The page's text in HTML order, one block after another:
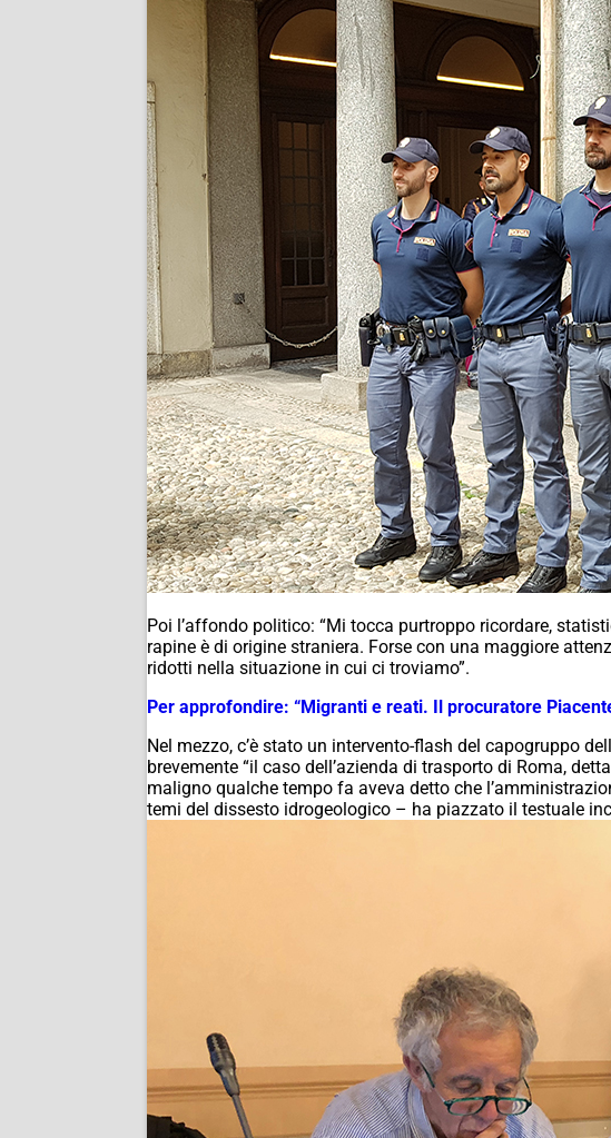
Poi l’affondo politico: “Mi tocca purtroppo ricordare,
rapine è di origine straniera. Forse con una maggiore
ridotti nella situazione in cui ci troviamo”.
Per approfondire: “Migranti e reati. Il procuratore
Nel mezzo, c’è stato un intervento-flash del capogruppo
brevemente “il caso dell’azienda di trasporto di Roma,
maligno qualche tempo fa aveva detto che
temi del dissesto idrogeologico – ha piazzato il testuale